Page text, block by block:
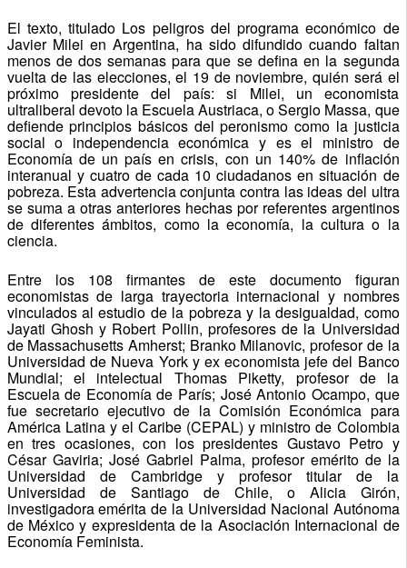
El texto, titulado Los peligros del programa económico de
Javier Milei en Argentina, ha sido difundido cuando faltan
menos de dos semanas para que se defina en la segunda
vuelta de las elecciones, el 19 de noviembre, quién será el
próximo presidente del país: si Milei, un economista
ultraliberal devoto la Escuela Austriaca, o Sergio Massa, que
defiende principios básicos del peronismo como la justicia
social o independencia económica y es el ministro de
Economía de un país en crisis, con un 140% de inflación
interanual y cuatro de cada 10 ciudadanos en situación de
pobreza. Esta advertencia conjunta contra las ideas del ultra
se suma a otras anteriores hechas por referentes argentinos
de diferentes ámbitos, como la economía, la cultura o la
ciencia.
Entre los 108 firmantes de este documento figuran
economistas de larga trayectoria internacional y nombres
vinculados al estudio de la pobreza y la desigualdad, como
Jayati Ghosh y Robert Pollin, profesores de la Universidad
de Massachusetts Amherst; Branko Milanovic, profesor de la
Universidad de Nueva York y ex economista jefe del Banco
Mundial; el intelectual Thomas Piketty, profesor de la
Escuela de Economía de París; José Antonio Ocampo, que
fue secretario ejecutivo de la Comisión Económica para
América Latina y el Caribe (CEPAL) y ministro de Colombia
en tres ocasiones, con los presidentes Gustavo Petro y
César Gaviria; José Gabriel Palma, profesor emérito de la
Universidad de Cambridge y profesor titular de la
Universidad de Santiago de Chile, o Alicia Girón,
investigadora emérita de la Universidad Nacional Autónoma
de México y expresidenta de la Asociación Internacional de
Economía Feminista.